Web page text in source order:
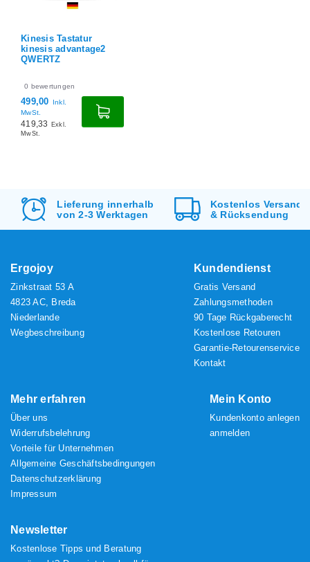
Kinesis Tastatur
kinesis advantage2
QWERTZ
0 bewertungen
499,00
Inkl.
MwSt.
419,33
Exkl.
MwSt.
Lieferung innerhalb
von 2-3 Werktagen
KostenlosVersand
&
Rücksendung
Ergojoy
Zinkstraat 53 A
4823 AC, Breda
Niederlande
Wegbeschreibung
Kundendienst
Gratis Versand
Zahlungsmethoden
90 Tage Rückgaberecht
Kostenlose Retouren
Garantie-Retourenservice
Kontakt
Mehr erfahren
Über uns
Widerrufsbelehrung
Vorteile für Unternehmen
Allgemeine Geschäftsbedingungen
Datenschutzerklärung
Impressum
Mein Konto
Kundenkonto anlegen
anmelden
Newsletter
Kostenlose Tipps und Beratung